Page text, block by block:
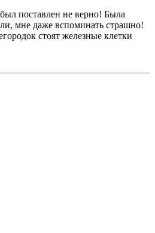
поставлен не верно! Была
мне даже вспоминать страшно!
стоят железные клетки